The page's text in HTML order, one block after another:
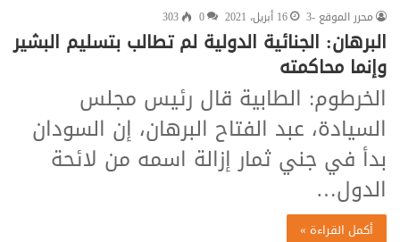
محرر الموقع -3
16 أبريل، 2021 0
303
البرهان: الجنائية الدولية لم تطالب بتسليم البشير
وإنما محاكمته
الخرطوم: الطابية قال رئيس مجلس
السيادة، عبد الفتاح البرهان، إن السودان
بدأ في جني ثمار إزالة اسمه من لائحة
الدول…
أكمل القراءة »